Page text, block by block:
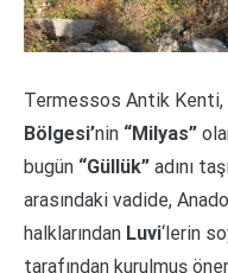
Termessos Antik Kenti,
Bölgesi’nin “Milyas”
bugün “Güllük” adını
arasındaki vadide,
halklarından Luvi‘lerin
tarafından kurulmuş